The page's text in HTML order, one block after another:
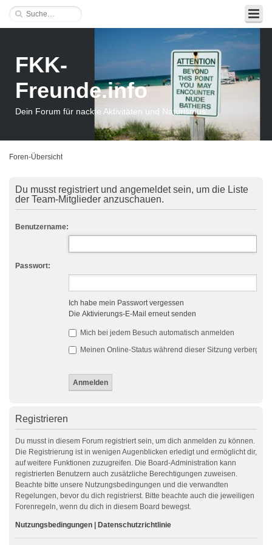
FKK-
Freunde.info
Dein Forum für nackte Aktivitäten und Naturismus
Foren-Übersicht
Du musst registriert und angemeldet sein, um die Liste
der Team-Mitglieder anzuschauen.
Benutzername:
Passwort:
Ich habe mein Passwort vergessen
Die Aktivierungs-E-Mail erneut senden
Mich bei jedem Besuch automatisch anmelden
Meinen Online-Status während dieser Sitzung verbergen
Registrieren
Du musst in diesem Forum registriert sein, um dich anmelden zu können.
Die Registrierung ist in wenigen Augenblicken erledigt und ermöglicht dir,
auf weitere Funktionen zuzugreifen. Die Board-Administration kann
registrierten Benutzern auch zusätzliche Berechtigungen zuweisen.
Beachte bitte unsere Nutzungsbedingungen und die verwandten
Regelungen, bevor du dich registrierst. Bitte beachte auch die jeweiligen
Forenregeln, wenn du dich in diesem Board bewegst.
Nutzungsbedingungen Datenschutzrichtlinie